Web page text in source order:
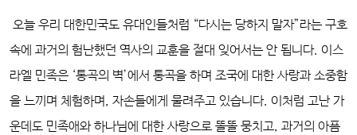
오늘 우리 대한민국도 유대인들처럼 “다시는 당하지 말자”라는 구호
속에 과거의 험난했던 역사의 교훈을 절대 잊어서는 안 됩니다. 이스
라엘 민족은 ‘통곡의 벽’에서 통곡을 하며 조국에 대한 사랑과 소중함
을 느끼며 체험하며, 자손들에게 물려주고 있습니다. 이처럼 고난 가
운데도 민족애와 하나님에 대한 사랑으로 똘똘 뭉치고, 과거의 아픔